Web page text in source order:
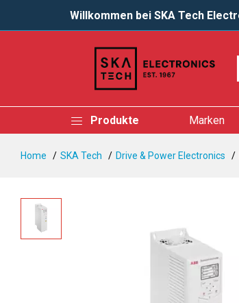
Willkommen bei SKA Tech
Produkte Marken
Home SKA Tech Drive & Power Electronics